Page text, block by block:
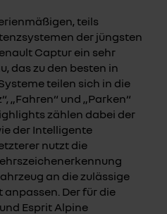
teils
der jüngsten
Captur ein sehr
das zu den besten in
teilen sich in die
„Fahren“ und „Parken“
zählen dabei der
der Intelligente
nutzt die
an die zulässige
Der für die
Esprit Alpine